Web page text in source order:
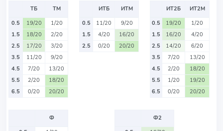
ТБ
ТМ
0.5
19/20
1/20
1.5
18/20
2/20
2.5
17/20
3/20
3.5
11/20
9/20
4.5
7/20
13/20
5.5
2/20
18/20
6.5
0/20 20/20
ИТБ
ИТМ
0.5
11/20
9/20
1.5
4/20
16/20
2.5
0/20 20/20
ИТ2Б
ИТ2М
0.5
19/20
1/20
1.5
16/20
4/20
2.5
14/20
6/20
3.5
7/20
13/20
4.5
2/20
18/20
5.5
1/20
19/20
6.5
0/20 20/20
Ф
Ф2